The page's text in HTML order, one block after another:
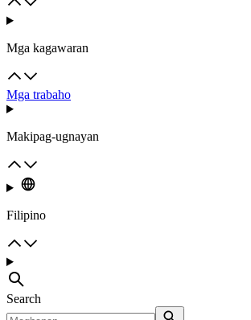
Mga kagawaran
Mga trabaho
Makipag-ugnayan
Filipino
Search